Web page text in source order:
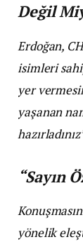
Değil
Erdoğan,
isimleri
yer
yaşanan
“Sayın
yönelik